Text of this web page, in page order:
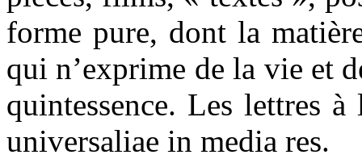
forme pure, dont la
qui n’exprime de la vie et
quintessence. Les lettres
universaliae in media res.